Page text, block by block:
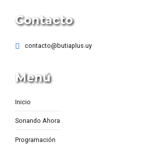
Contacto
contacto@butiaplus.uy
Menú
Inicio
Sonando Ahora
Programación